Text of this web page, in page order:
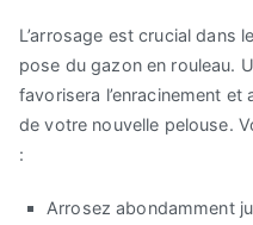
L’arrosage est crucial dans
pose du gazon en rouleau.
favorisera l’enracinement
de votre nouvelle pelouse.
:
Arrosez abondamment